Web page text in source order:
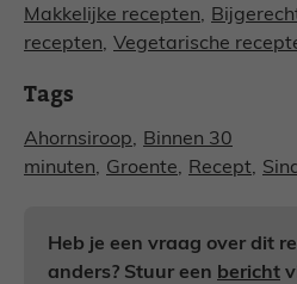
Makkelijke recepten,
recepten, Vegetarische
Tags
Ahornsiroop, Binnen 30
minuten, Groente, Recept,
Heb je een vraag over dit
anders? Stuur een bericht